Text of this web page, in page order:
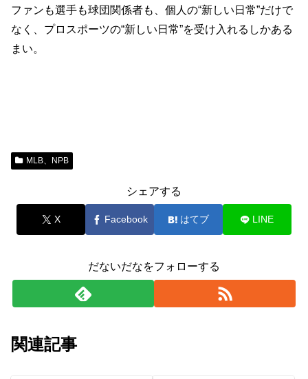
ファンも選手も球団関係者も、個人の“新しい日常”だけで
なく、プロスポーツの“新しい日常”を受け入れるしかある
まい。
MLB、NPB
シェアする
X Facebook はてブ LINE
だないだなをフォローする
関連記事